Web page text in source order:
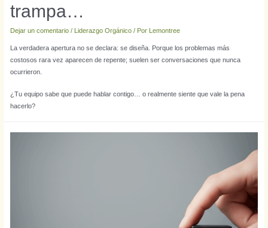
trampa…
Dejar un comentario / Liderazgo Orgánico/ Por Lemontree
La verdadera apertura no se declara: se diseña. Porque los problemas más
costosos rara vez aparecen de repente; suelen ser conversaciones que nunca
ocurrieron.
¿Tu equipo sabe que puede hablar contigo… o realmente siente que vale la pena
hacerlo?